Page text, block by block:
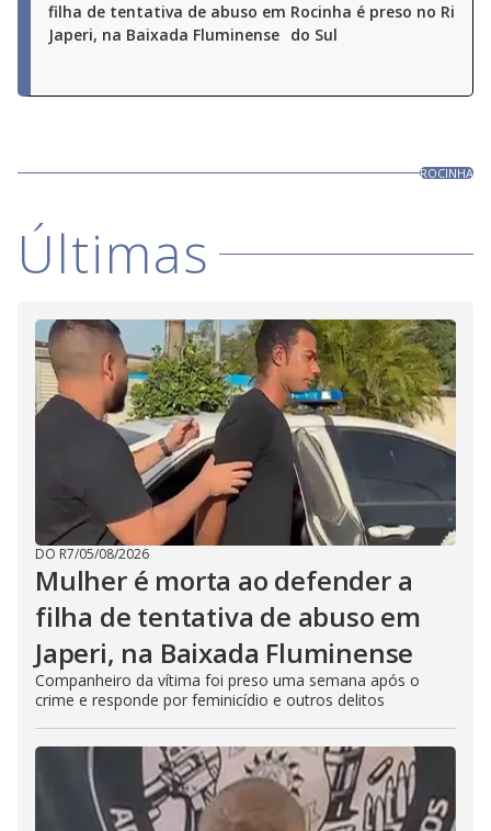
filha de tentativa de abuso em
Japeri, na Baixada Fluminense
Rocinha é preso no Rio
do Sul
ROCINHA
Últimas
DO R7/05/08/2026
Mulher é morta ao defender a
filha de tentativa de abuso em
Japeri, na Baixada Fluminense
Companheiro da vítima foi preso uma semana após o
crime e responde por feminicídio e outros delitos